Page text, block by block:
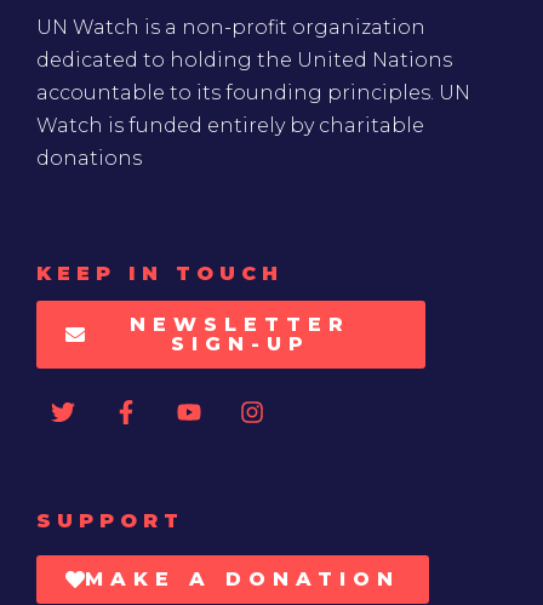
UN Watch is a non-profit organization
dedicated to holding the United Nations
accountable to its founding principles. UN
Watch is funded entirely by charitable
donations
KEEP IN TOUCH
NEWSLETTER
SIGN-UP
SUPPORT
MAKE A DONATION